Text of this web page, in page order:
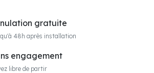
gratuite
48h après installation
engagement
libre de partir